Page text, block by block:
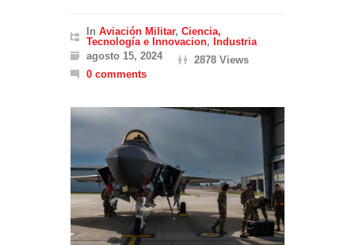
In Aviación Militar, Ciencia,
Tecnología e Innovacion, Industria
agosto 15, 2024
2878 Views
0 comments